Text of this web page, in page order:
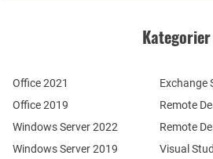
Kategorier
Office 2021
Office 2019
Windows Server 2022
Windows Server 2019
Remote
Remote
Exchange
Visual